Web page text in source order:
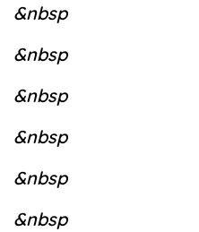
&nbsp
&nbsp
&nbsp
&nbsp
&nbsp
&nbsp